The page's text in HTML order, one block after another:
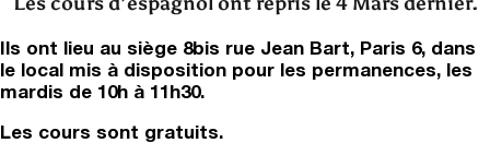
Ils ont lieu au siège 8bis rue Jean Bart, Paris 6, dans
le local mis à disposition pour les permanences, les
mardis de 10h à 11h30.
Les cours sont gratuits.